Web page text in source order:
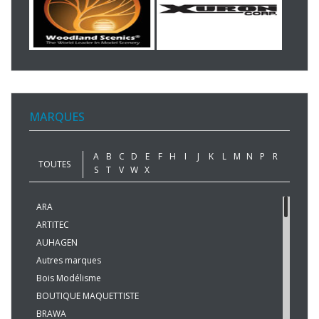
MARQUES
TOUTES
A B C D E F H I J K L M N P
R
S
T V W X
ARA
ARTITEC
AUHAGEN
Autres marques
Bois Modélisme
BOUTIQUE MAQUETTISTE
BRAWA